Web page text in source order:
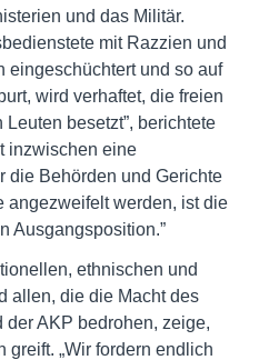
und das Militär.
mit Razzien und
eingeschüchtert und so auf
wird verhaftet, die freien
besetzt”, berichtete
inzwischen eine
die Behörden und Gerichte
angezweifelt werden, ist die
Ausgangsposition.”
ethnischen und
allen, die die Macht des
AKP bedrohen, zeige,
greift. „Wir fordern endlich